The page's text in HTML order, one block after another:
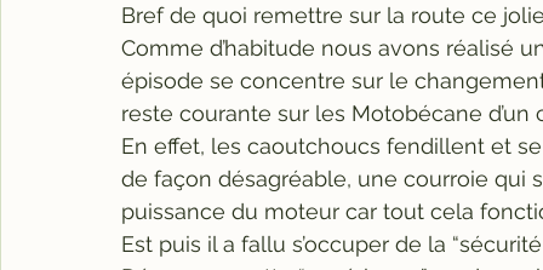
Bref de quoi remettre sur la route ce
Comme d’habitude nous avons réalisé
épisode se concentre sur le
reste courante sur les Motobécane d’un
En effet, les caoutchoucs fendillent et
de façon désagréable, une courroie qui
puissance du moteur car tout cela
Est puis il a fallu s’occuper de la